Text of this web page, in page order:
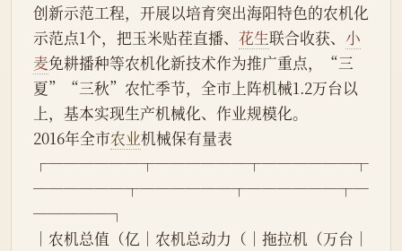
创新示范工程，开展以培育突出海阳特色的农机化
示范点1个，把玉米贴茬直播、 花生联合收获、 小
麦免耕播种等农机化新技术作为推广重点，“三
夏”“三秋”农忙季节，全市上阵机械1.2万台以
上，基本实现生产机械化、作业规模化。
2016年全市农业机械保有量表
┌──────┬──────┬──────┬
──────┬──────┬──────┬─
─────┐
│农机总值（亿│农机总动力（│拖拉机（万台│